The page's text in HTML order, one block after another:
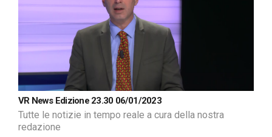
VR News Edizione 23.30 06/01/2023
Tutte le notizie in tempo reale a cura della nostra
redazione